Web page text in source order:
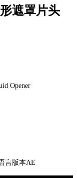
遮罩片头
Opener
言版本AE